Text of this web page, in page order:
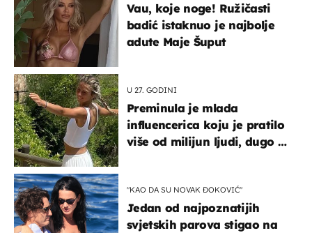
Vau, koje noge! Ružičasti
badić istaknuo je najbolje
adute Maje Šuput
U 27. GODINI
Preminula je mlada
influencerica koju je pratilo
više od milijun ljudi, dugo se
"KAO DA SU NOVAK ĐOKOVIĆ"
Jedan od najpoznatijih
svjetskih parova stigao na